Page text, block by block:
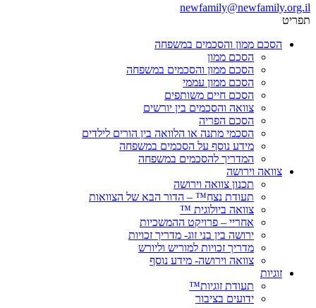
newfamily@newfamily.org.il
תפריט
הסכם ממון והסכמים במשפחה
הסכם ממון
הסכם ממון והסכמים במשפחה
הסכם ממון עממי
הסכם חיים משותפים
צוואה והסכמים בין יורשים
הסכם הפריה
הסכמי מתנה או הלוואה בין הורים לילדים
מידע נוסף על הסכמים במשפחה
המדריך להסכמים במשפחה
צוואה וירושה
תכנון צוואה וירושה
תעודת נצח™ – הדור הבא של הצוואות
צוואה ביולוגית ™
אחריי – פרויקט ההמשכיות
ירושה בין בני זוג- מדריך זכויות
מדריך זכויות למוריש וליורש
צוואה וירושה- מידע נוסף
זוגיות
תעודת זוגיות™
ידועים בציבור